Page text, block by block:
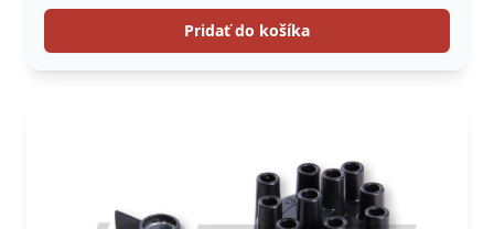
Pridať do košíka